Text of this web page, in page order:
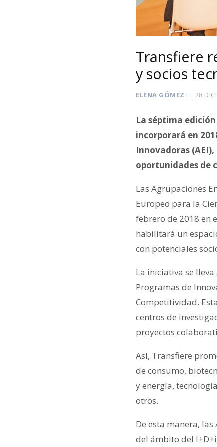
Transfiere
y socios
ELENA GÓMEZ EL 28
La séptima
incorporará en
Innovadoras
oportunidades de
Las Agrupaciones
Europeo para la
febrero de 2018 en
habilitará un
con potenciales
La iniciativa se
Programas de
Competitividad.
centros de
proyectos
Así, Transfiere
de consumo,
y energía,
otros.
De esta manera,
del ámbito del